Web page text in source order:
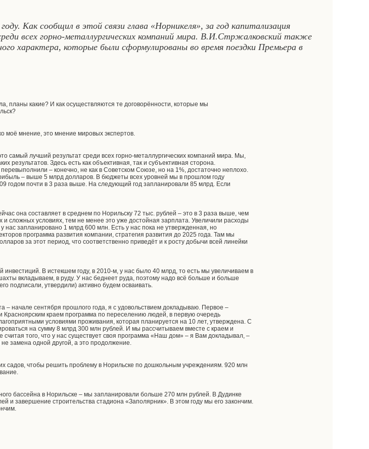
Как сообщил в этой связи глава «Норникеля», за год капитализация
всех горно-металлургических компаний мира. В.И.Стржалковский также
характера, которые были сформулированы во время поездки Премьера в
планы какие? И как осуществляются те договорённости, которые мы
моё мнение, это мнение мировых экспертов.
самый лучший результат среди всех горно-металлургических компаний мира. Мы,
результатов. Здесь есть как объективная, так и субъективная сторона.
– конечно, не как в Советском Союзе, но на 1%, достаточно неплохо.
– выше 5 млрд долларов. В бюджеты всех уровней мы в прошлом году
годом почти в 3 раза выше. На следующий год запланировали 85 млрд. Если
она составляет в среднем по Норильску 72 тыс. рублей – это в 3 раза выше, чем
сложных условиях, тем не менее это уже достойная зарплата. Увеличили расходы
нас запланировано 1 млрд 600 млн. Есть у нас пока не утвержденная, но
программа развития компании, стратегия развития до 2025 года. Там мы
за этот период, что соответственно приведёт и к росту добычи всей линейки
В истекшем году, в 2010-м, у нас было 40 млрд, то есть мы увеличиваем в
вкладываем, в руду. У нас беднеет руда, поэтому надо всё больше и больше
подписали, утвердили) активно будем осваивать.
– начале сентября прошлого года, я с удовольствием докладываю. Первое –
краем программа по переселению людей, в первую очередь
условиями проживания, которая планируется на 10 лет, утверждена. С
на сумму 8 млрд 300 млн рублей. И мы рассчитываем вместе с краем и
того, что у нас существует своя программа «Наш дом» – я Вам докладывал, –
замена одной другой, а это продолжение.
садов, чтобы решить проблему в Норильске по дошкольным учреждениям. 920 млн
бассейна в Норильске – мы запланировали больше 270 млн рублей. В Дудинке
и завершение строительства стадиона «Заполярник». В этом году мы его закончим.